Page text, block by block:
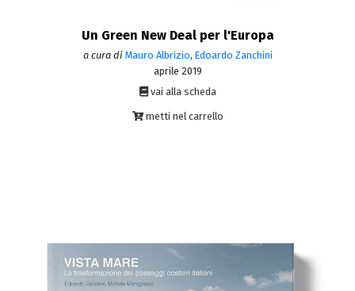
Un Green New Deal per l'Europa
a cura di Mauro Albrizio, Edoardo Zanchini
aprile 2019
vai alla scheda
metti nel carrello